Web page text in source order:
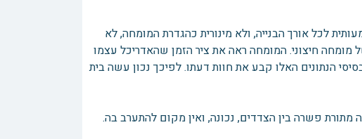
לכל אורך הבנייה, ולא מינורית כהגדרת המומחה, לא
מומחה חיצוני. המומחה ראה את ציר הזמן שהאדריכל עצמו
הנתונים האלו קבע את חוות דעתו. לפיכך נכון עשה בית
פשרה בין הצדדים, נכונה, ואין מקום להתערב בה.